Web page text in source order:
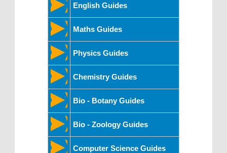
English Guides
Maths Guides
Physics Guides
Chemistry Guides
Bio - Botany Guides
Bio - Zoology Guides
Computer Science Guides